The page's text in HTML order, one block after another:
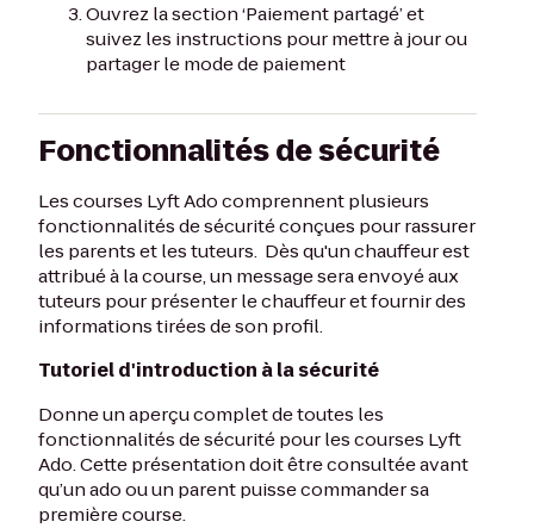
Ouvrez la section ‘Paiement partagé’ et
suivez les instructions pour mettre à jour ou
partager le mode de paiement
Fonctionnalités de sécurité
Les courses Lyft Ado comprennent plusieurs
fonctionnalités de sécurité conçues pour rassurer
les parents et les tuteurs. Dès qu'un chauffeur est
attribué à la course, un message sera envoyé aux
tuteurs pour présenter le chauffeur et fournir des
informations tirées de son profil.
Tutoriel d'introduction à la sécurité
Donne un aperçu complet de toutes les
fonctionnalités de sécurité pour les courses Lyft
Ado. Cette présentation doit être consultée avant
qu’un ado ou un parent puisse commander sa
première course.